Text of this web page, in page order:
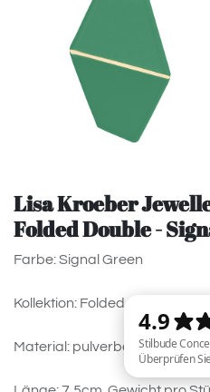
Lisa Kroeber
Folded Double -
Farbe: Signal Green
Kollektion: Folded Double
Material: pulverbeschichtetes